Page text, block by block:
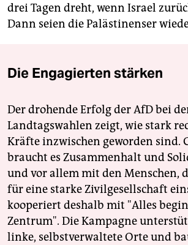
drei Tagen dreht, wenn Israel
Dann seien die Palästinenser
Die Engagierten stärken
Der drohende Erfolg der AfD bei
Landtagswahlen zeigt, wie stark
Kräfte inzwischen geworden sind.
braucht es Zusammenhalt und
und vor allem mit den Menschen,
für eine starke Zivilgesellschaft
kooperiert deshalb mit "Alles
Zentrum". Die Kampagne
linke, selbstverwaltete Orte und